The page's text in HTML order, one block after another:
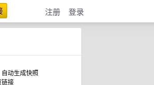
注册 登录
动生成快照
链接